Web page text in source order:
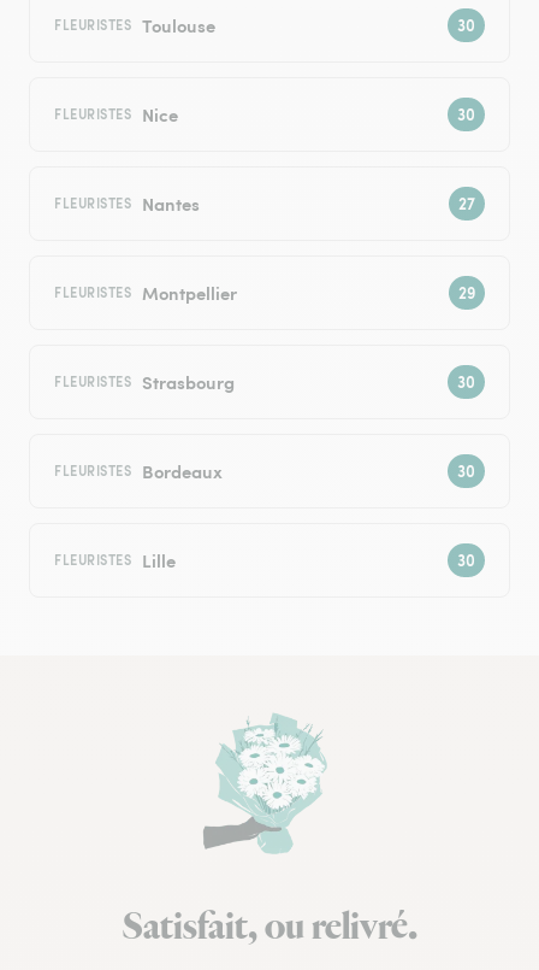
FLEURISTES Toulouse
FLEURISTES Nice
FLEURISTES Nantes
FLEURISTES Montpellier
FLEURISTES Strasbourg
FLEURISTES Bordeaux
FLEURISTES Lille
Satisfait, ou relivré.